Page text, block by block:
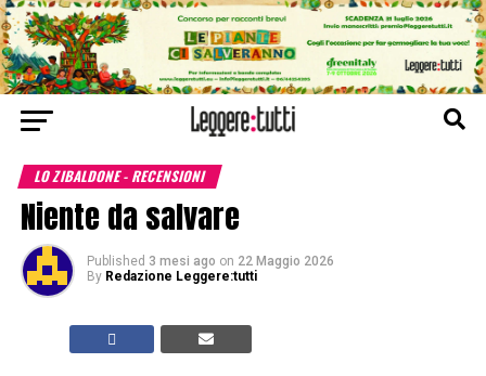
LO ZIBALDONE - RECENSIONI
Niente da salvare
Published 3 mesi ago on 22 Maggio 2026
By Redazione Leggere:tutti